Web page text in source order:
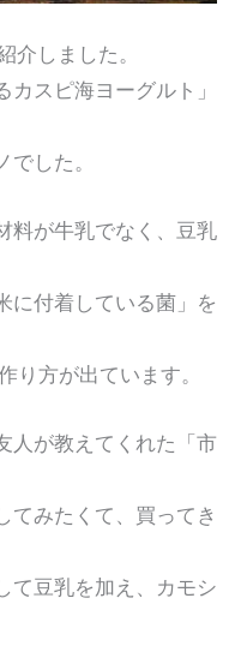
介しました。
スピ海ヨーグルト」
した。
料が牛乳でなく、豆乳
に付着している菌」を
り方が出ています。
人が教えてくれた「市
てみたくて、買ってき
て豆乳を加え、カモシ